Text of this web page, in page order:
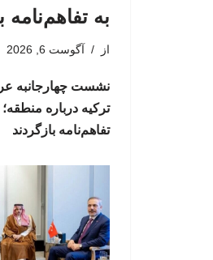
به تفاهم‌نامه
از آگوست 6, 2026
نشست چهارجانبه
ترکیه درباره
تفاهم‌نامه بازگردند